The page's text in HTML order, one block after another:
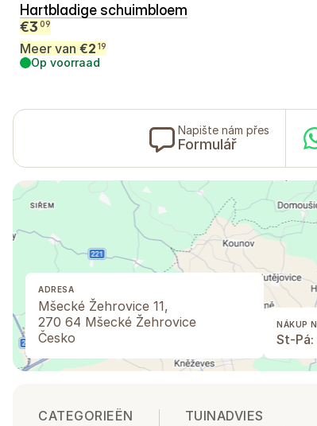
Hartbladige schuimbloem
€3 09
Meer van €2 19
Op voorraad
Napište nám přes
Formulář
ADRESA
Mšecké Žehrovice 11,
270 64 Mšecké Žehrovice
Česko
NÁKUP
St-Pá:
CATEGORIEËN
TUINADVIES